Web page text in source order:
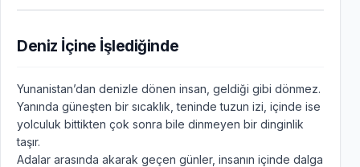
Deniz İçine İşlediğinde
Yunanistan’dan denizle dönen insan, geldiği gibi dönmez.
Yanında güneşten bir sıcaklık, teninde tuzun izi, içinde ise
yolculuk bittikten çok sonra bile dinmeyen bir dinginlik
taşır.
Adalar arasında akarak geçen günler, insanın içinde dalga